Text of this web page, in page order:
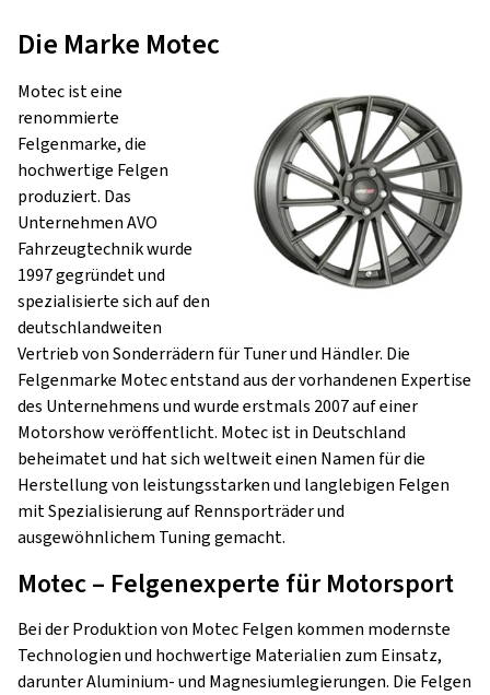
Die Marke Motec
Motec ist eine
renommierte
Felgenmarke, die
hochwertige Felgen
produziert. Das
Unternehmen AVO
Fahrzeugtechnik wurde
1997 gegründet und
spezialisierte sich auf den
deutschlandweiten
Vertrieb von Sonderrädern für Tuner und Händler. Die
Felgenmarke Motec entstand aus der vorhandenen Expertise
des Unternehmens und wurde erstmals 2007 auf einer
Motorshow veröffentlicht. Motec ist in Deutschland
beheimatet und hat sich weltweit einen Namen für die
Herstellung von leistungsstarken und langlebigen Felgen
mit Spezialisierung auf Rennsporträder und
ausgewöhnlichem Tuning gemacht.
Motec – Felgenexperte für Motorsport
Bei der Produktion von Motec Felgen kommen modernste
Technologien und hochwertige Materialien zum Einsatz,
darunter Aluminium- und Magnesiumlegierungen. Die Felgen